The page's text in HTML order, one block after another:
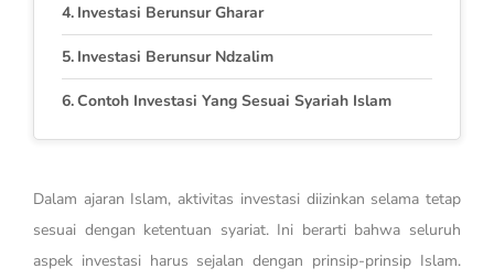
Investasi Berunsur Gharar
Investasi Berunsur Ndzalim
Contoh Investasi Yang Sesuai Syariah Islam
Dalam ajaran Islam, aktivitas investasi diizinkan selama tetap
sesuai dengan ketentuan syariat. Ini berarti bahwa seluruh
aspek investasi harus sejalan dengan prinsip-prinsip Islam.